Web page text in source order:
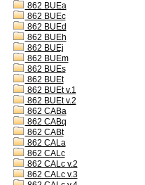
862 BUEa
862 BUEc
862 BUEd
862 BUEh
862 BUEj
862 BUEm
862 BUEs
862 BUEt
862 BUEt v.1
862 BUEt v.2
862 CABa
862 CABq
862 CABt
862 CALa
862 CALc
862 CALc v.2
862 CALc v.3